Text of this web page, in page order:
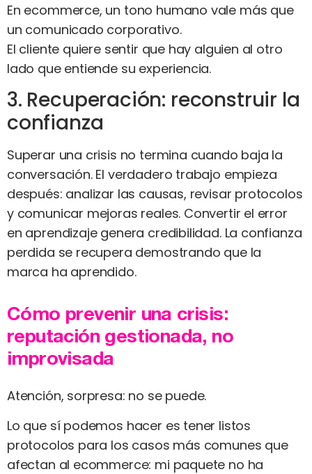
En ecommerce, un tono humano vale más que
un comunicado corporativo.
El cliente quiere sentir que hay alguien al otro
lado que entiende su experiencia.
3. Recuperación: reconstruir la
confianza
Superar una crisis no termina cuando baja la
conversación. El verdadero trabajo empieza
después: analizar las causas, revisar protocolos
y comunicar mejoras reales. Convertir el error
en aprendizaje genera credibilidad. La confianza
perdida se recupera demostrando que la
marca ha aprendido.
Cómo prevenir una crisis:
reputación gestionada, no
improvisada
Atención, sorpresa: no se puede.
Lo que sí podemos hacer es tener listos
protocolos para los casos más comunes que
afectan al ecommerce: mi paquete no ha